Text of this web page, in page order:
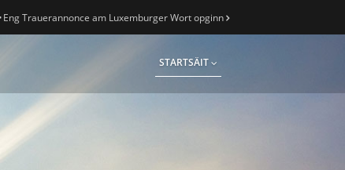
Eng Trauerannonce am Luxemburger Wort opginn
STARTSÄIT